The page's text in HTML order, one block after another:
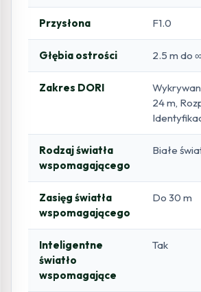
Przysłona F1.0
Głębia ostrości 2.5 m do ∞
Zakres DORI
24 m,
Rodzaj światła
wspomagającego
Białe
Zasięg światła
wspomagającego
Do 30 m
Inteligentne
światło
wspomagające
Tak